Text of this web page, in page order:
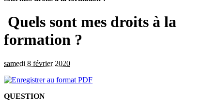
Quels sont mes droits à la
formation ?
samedi 8 février 2020
QUESTION